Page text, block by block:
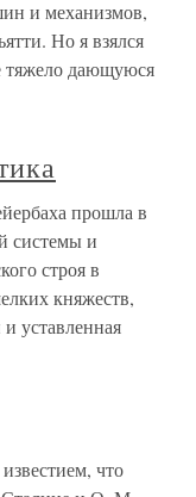
и механизмов,
Но я взялся
тяжело дающуюся
прошла в
системы и
строя в
княжеств,
уставленная
что